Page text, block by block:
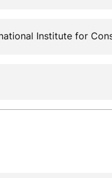
Institute for